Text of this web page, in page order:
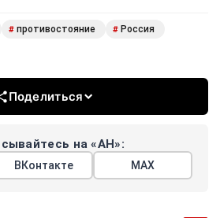
# противостояние # Россия
Поделиться
на «АН»:
ВКонтакте МАХ